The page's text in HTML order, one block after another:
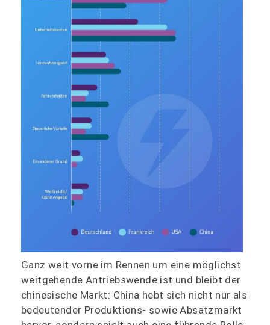
Ganz weit vorne im Rennen um eine möglichst
weitgehende Antriebswende ist und bleibt der
chinesische Markt: China hebt sich nicht nur als
bedeutender Produktions- sowie Absatzmarkt